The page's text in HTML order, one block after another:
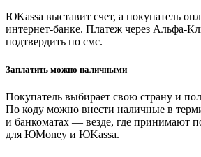
ЮKassa выставит счет, а покупатель
интернет-банке. Платеж через Альфа-
подтвердить по смс.
Заплатить можно наличными
Покупатель выбирает свою страну и
По коду можно внести наличные в
и банкоматах — везде, где принимают
для ЮMoney и ЮKassa.